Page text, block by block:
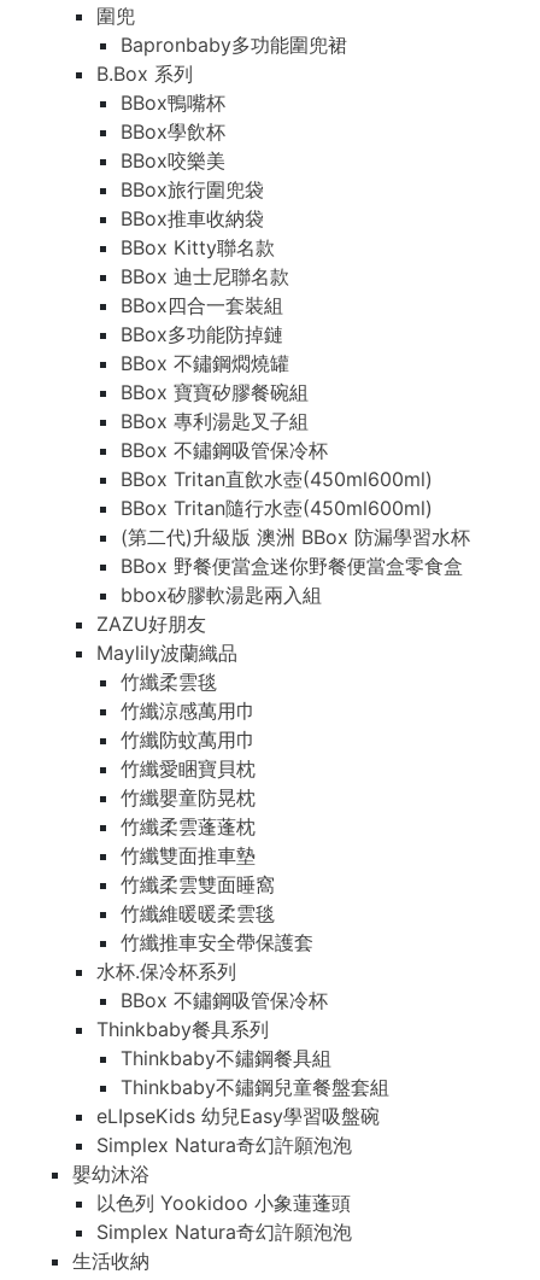
圍兜
Bapronbaby多功能圍兜裙
B.Box 系列
BBox鴨嘴杯
BBox學飲杯
BBox咬樂美
BBox旅行圍兜袋
BBox推車收納袋
BBox Kitty聯名款
BBox 迪士尼聯名款
BBox四合一套裝組
BBox多功能防掉鏈
BBox 不鏽鋼燜燒罐
BBox 寶寶矽膠餐碗組
BBox 專利湯匙叉子組
BBox 不鏽鋼吸管保冷杯
BBox Tritan直飲水壺(450ml600ml)
BBox Tritan隨行水壺(450ml600ml)
(第二代)升級版 澳洲 BBox 防漏學習水杯
BBox 野餐便當盒迷你野餐便當盒零食盒
bbox矽膠軟湯匙兩入組
ZAZU好朋友
Maylily波蘭織品
竹纖柔雲毯
竹纖涼感萬用巾
竹纖防蚊萬用巾
竹纖愛睏寶貝枕
竹纖嬰童防晃枕
竹纖柔雲蓬蓬枕
竹纖雙面推車墊
竹纖柔雲雙面睡窩
竹纖維暖暖柔雲毯
竹纖推車安全帶保護套
水杯.保冷杯系列
BBox 不鏽鋼吸管保冷杯
Thinkbaby餐具系列
Thinkbaby不鏽鋼餐具組
Thinkbaby不鏽鋼兒童餐盤套組
eLIpseKids 幼兒Easy學習吸盤碗
Simplex Natura奇幻許願泡泡
嬰幼沐浴
以色列 Yookidoo 小象蓮蓬頭
Simplex Natura奇幻許願泡泡
生活收納